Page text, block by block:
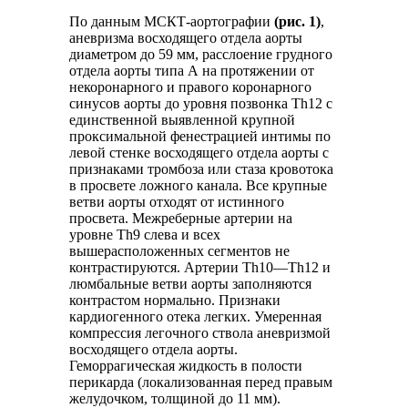
По данным МСКТ-аортографии(рис. 1),
аневризма восходящего отдела аорты
диаметром до 59 мм, расслоение грудного
отдела аорты типа А на протяжении от
некоронарного и правого коронарного
синусов аорты до уровня позвонка Th12 с
единственной выявленной крупной
проксимальной фенестрацией интимы по
левой стенке восходящего отдела аорты с
признаками тромбоза или стаза кровотока
в просвете ложного канала. Все крупные
ветви аорты отходят от истинного
просвета. Межреберные артерии на
уровне Th9 слева и всех
вышерасположенных сегментов не
контрастируются. Артерии Th10—Th12 и
люмбальные ветви аорты заполняются
контрастом нормально. Признаки
кардиогенного отека легких. Умеренная
компрессия легочного ствола аневризмой
восходящего отдела аорты.
Геморрагическая жидкость в полости
перикарда (локализованная перед правым
желудочком, толщиной до 11 мм).